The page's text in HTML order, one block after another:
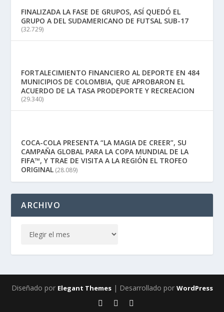
FINALIZADA LA FASE DE GRUPOS, ASÍ QUEDÓ EL
GRUPO A DEL SUDAMERICANO DE FUTSAL SUB-17
(32.729)
FORTALECIMIENTO FINANCIERO AL DEPORTE EN 484
MUNICIPIOS DE COLOMBIA, QUE APROBARON EL
ACUERDO DE LA TASA PRODEPORTE Y RECREACION
(29.340)
COCA-COLA PRESENTA “LA MAGIA DE CREER”, SU
CAMPAÑA GLOBAL PARA LA COPA MUNDIAL DE LA
FIFA™, Y TRAE DE VISITA A LA REGIÓN EL TROFEO
ORIGINAL (28.089)
ARCHIVO
Diseñado por Elegant Themes| Desarrollado por WordPress